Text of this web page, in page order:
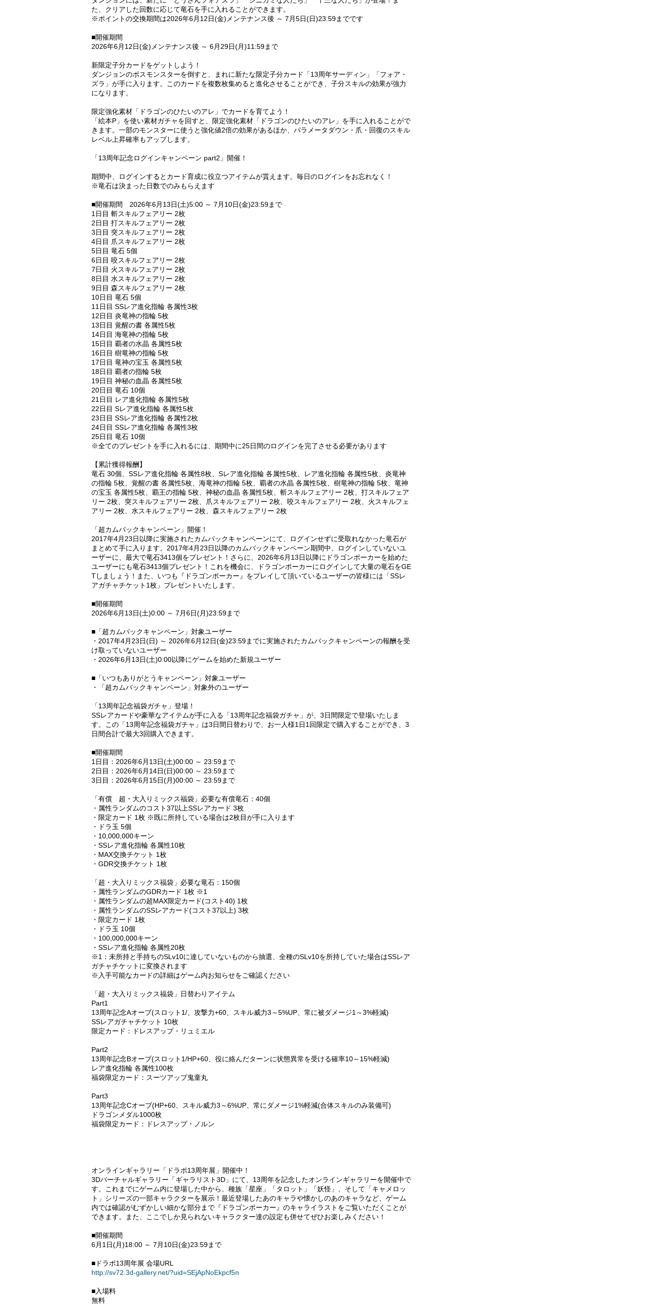
た、クリアした回数に応じて竜石を手に入れることができます。
※ポイントの交換期間は2026年6月12日(金)メンテナンス後 ～ 7月5日(日)23:59までです
■開催期間
2026年6月12日(金)メンテナンス後 ～ 6月29日(月)11:59まで
新限定子分カードをゲットしよう！
ダンジョンのボスモンスターを倒すと、まれに新たな限定子分カード「13周年サーディン」「フォア・
ズラ」が手に入ります。このカードを複数枚集めると進化させることができ、子分スキルの効果が強力
になります。
限定強化素材「ドラゴンのひたいのアレ」でカードを育てよう！
「絵本P」を使い素材ガチャを回すと、限定強化素材「ドラゴンのひたいのアレ」を手に入れることがで
きます。一部のモンスターに使うと強化値2倍の効果があるほか、パラメータダウン・爪・回復のスキル
レベル上昇確率もアップします。
「13周年記念ログインキャンペーン part2」開催！
期間中、ログインするとカード育成に役立つアイテムが貰えます。毎日のログインをお忘れなく！
※竜石は決まった日数でのみもらえます
■開催期間 2026年6月13日(土)5:00 ～ 7月10日(金)23:59まで
1日目 斬スキルフェアリー 2枚
2日目 打スキルフェアリー 2枚
3日目 突スキルフェアリー 2枚
4日目 爪スキルフェアリー 2枚
5日目 竜石 5個
6日目 咬スキルフェアリー 2枚
7日目 火スキルフェアリー 2枚
8日目 水スキルフェアリー 2枚
9日目 森スキルフェアリー 2枚
10日目 竜石 5個
11日目 SSレア進化指輪 各属性3枚
12日目 炎竜神の指輪 5枚
13日目 覚醒の書 各属性5枚
14日目 海竜神の指輪 5枚
15日目 覇者の水晶 各属性5枚
16日目 樹竜神の指輪 5枚
17日目 竜神の宝玉 各属性5枚
18日目 覇者の指輪 5枚
19日目 神秘の血晶 各属性5枚
20日目 竜石 10個
21日目 レア進化指輪 各属性5枚
22日目 Sレア進化指輪 各属性5枚
23日目 SSレア進化指輪 各属性2枚
24日目 SSレア進化指輪 各属性3枚
25日目 竜石 10個
※全てのプレゼントを手に入れるには、期間中に25日間のログインを完了させる必要があります
【累計獲得報酬】
竜石 30個、SSレア進化指輪 各属性8枚、Sレア進化指輪 各属性5枚、レア進化指輪 各属性5枚、炎竜神
の指輪 5枚、覚醒の書 各属性5枚、海竜神の指輪 5枚、覇者の水晶 各属性5枚、樹竜神の指輪 5枚、竜神
の宝玉 各属性5枚、覇王の指輪 5枚、神秘の血晶 各属性5枚、斬スキルフェアリー 2枚、打スキルフェア
リー 2枚、突スキルフェアリー 2枚、爪スキルフェアリー 2枚、咬スキルフェアリー 2枚、火スキルフェ
アリー 2枚、水スキルフェアリー 2枚、森スキルフェアリー 2枚
「超カムバックキャンペーン」開催！
2017年4月23日以降に実施されたカムバックキャンペーンにて、ログインせずに受取れなかった竜石が
まとめて手に入ります。2017年4月23日以降のカムバックキャンペーン期間中、ログインしていないユ
ーザーに、最大で竜石3413個をプレゼント！さらに、2026年6月13日以降にドラゴンポーカーを始めた
ユーザーにも竜石3413個プレゼント！これを機会に、ドラゴンポーカーにログインして大量の竜石をGE
Tしましょう！また、いつも『ドラゴンポーカー』をプレイして頂いているユーザーの皆様には「SSレ
アガチャチケット1枚」プレゼントいたします。
■開催期間
2026年6月13日(土)0:00 ～ 7月6日(月)23:59まで
■「超カムバックキャンペーン」対象ユーザー
・2017年4月23日(日) ～ 2026年6月12日(金)23:59までに実施されたカムバックキャンペーンの報酬を受
け取っていないユーザー
・2026年6月13日(土)0:00以降にゲームを始めた新規ユーザー
■「いつもありがとうキャンペーン」対象ユーザー
・「超カムバックキャンペーン」対象外のユーザー
「13周年記念福袋ガチャ」登場！
SSレアカードや豪華なアイテムが手に入る「13周年記念福袋ガチャ」が、3日間限定で登場いたしま
す。この「13周年記念福袋ガチャ」は3日間日替わりで、お一人様1日1回限定で購入することができ、3
日間合計で最大3回購入できます。
■開催期間
1日目：2026年6月13日(土)00:00 ～ 23:59まで
2日目：2026年6月14日(日)00:00 ～ 23:59まで
3日目：2026年6月15日(月)00:00 ～ 23:59まで
「有償 超・大入りミックス福袋」必要な有償竜石：40個
・属性ランダムのコスト37以上SSレアカード 3枚
・限定カード 1枚 ※既に所持している場合は2枚目が手に入ります
・ドラ玉 5個
・10,000,000キーン
・SSレア進化指輪 各属性10枚
・MAX交換チケット 1枚
・GDR交換チケット 1枚
「超・大入りミックス福袋」必要な竜石：150個
・属性ランダムのGDRカード 1枚 ※1
・属性ランダムの超MAX限定カード(コスト40) 1枚
・属性ランダムのSSレアカード(コスト37以上) 3枚
・限定カード 1枚
・ドラ玉 10個
・100,000,000キーン
・SSレア進化指輪 各属性20枚
※1：未所持と手持ちのSLv10に達していないものから抽選、全種のSLv10を所持していた場合はSSレア
ガチャチケットに変換されます
※入手可能なカードの詳細はゲーム内お知らせをご確認ください
「超・大入りミックス福袋」日替わりアイテム
Part1
13周年記念Aオーブ(スロット1/、攻撃力+60、スキル威力3～5%UP、常に被ダメージ1～3%軽減)
SSレアガチャチケット 10枚
限定カード：ドレスアップ・リュミエル
Part2
13周年記念Bオーブ(スロット1/HP+60、役に絡んだターンに状態異常を受ける確率10～15%軽減)
レア進化指輪 各属性100枚
福袋限定カード：スーツアップ鬼童丸
Part3
13周年記念Cオーブ(HP+60、スキル威力3～6%UP、常にダメージ1%軽減(合体スキルのみ装備可)
ドラゴンメダル1000枚
福袋限定カード：ドレスアップ・ノルン
オンラインギャラリー「ドラポ13周年展」開催中！
3Dバーチャルギャラリー「ギャラリスト3D」にて、13周年を記念したオンラインギャラリーを開催中で
す。これまでにゲーム内に登場した中から、種族「星座」「タロット」「妖怪」、そして「キャメロッ
ト」シリーズの一部キャラクターを展示！最近登場したあのキャラや懐かしのあのキャラなど、ゲーム
内では確認がむずかしい細かな部分まで『ドラゴンポーカー』のキャライラストをご覧いただくことが
できます。また、ここでしか見られないキャラクター達の設定も併せてぜひお楽しみください！
■開催期間
6月1日(月)18:00 ～ 7月10日(金)23:59まで
■ドラポ13周年展 会場URL
http://sv72.3d-gallery.net/?uid=SEjApNoEkpcf5n
■入場料
無料